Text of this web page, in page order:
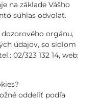
na základe Vášho
súhlas odvolať.
orgánu,
údajov, so sídlom
02/323 132 14, web:
oddeliť podľa